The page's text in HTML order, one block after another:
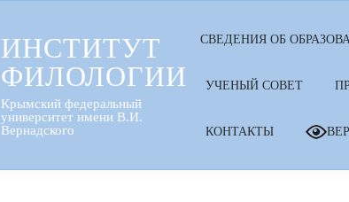
ИНСТИТУТ
ФИЛОЛОГИИ
Крымский федеральный
университет имени В.И.
Вернадского
СВЕДЕНИЯ ОБ
УЧЕНЫЙ СОВЕТ
КОНТАКТЫ